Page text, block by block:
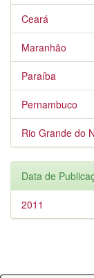
Ceará
Maranhão
Paraíba
Pernambuco
Rio Grande do
Data de
2011